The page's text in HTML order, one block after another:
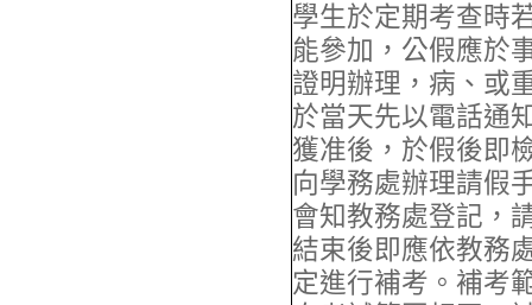
學生於定期考查時
能參加，公假應於
證明辦理，病、或
於當天先以電話通
獲准後，於假後即
向學務處辦理請假
會知教務處登記，
結束後即應依教務
定進行補考。補考